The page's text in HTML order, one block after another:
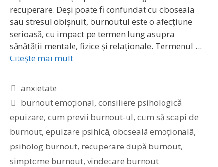
recuperare. Deși poate fi confundat cu oboseala
sau stresul obișnuit, burnoutul este o afecțiune
serioasă, cu impact pe termen lung asupra
sănătății mentale, fizice și relaționale. Termenul …
Citește mai mult
Categorii
anxietate
Etichete
burnout emoțional,consiliere psihologică
epuizare, cum previi burnout-ul, cum să scapi de
burnout, epuizare psihică, oboseală emoțională,
psiholog burnout, recuperare după burnout,
simptome burnout, vindecare burnout